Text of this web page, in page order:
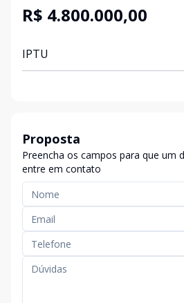
R$ 4.800.000,00
IPTU
Proposta
Preencha os campos para que um
entre em contato